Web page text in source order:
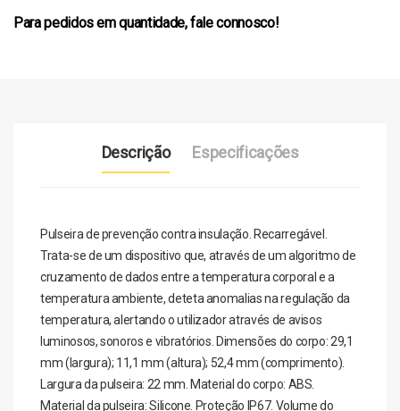
Para pedidos em quantidade, fale connosco!
Descrição Especificações
Pulseira de prevenção contra insulação. Recarregável.
Trata-se de um dispositivo que, através de um algoritmo de
cruzamento de dados entre a temperatura corporal e a
temperatura ambiente, deteta anomalias na regulação da
temperatura, alertando o utilizador através de avisos
luminosos, sonoros e vibratórios. Dimensões do corpo: 29,1
mm (largura); 11,1 mm (altura); 52,4 mm (comprimento).
Largura da pulseira: 22 mm. Material do corpo: ABS.
Material da pulseira: Silicone. Proteção IP67. Volume do